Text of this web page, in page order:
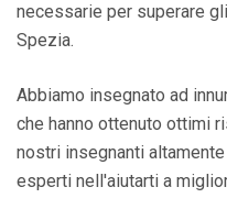
necessarie per superare
Spezia.
Abbiamo insegnato ad
che hanno ottenuto ottimi
nostri insegnanti
esperti nell'aiutarti a